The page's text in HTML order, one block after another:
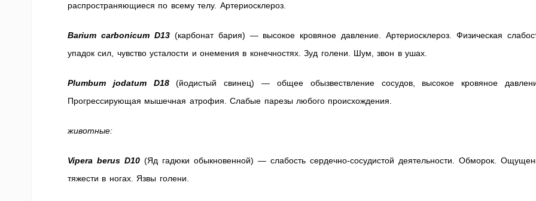
распространяющиеся по всему телу. Артериосклероз.
Barium carbonicum D13(карбонат бария) — высокое кровяное давление. Артериосклероз. Физическая
упадок сил, чувство усталости и онемения в конечностях. Зуд голени. Шум, звон в ушах.
Plumbum jodatum D18(йодистый свинец) — общее обызвествление сосудов, высокое кровяное
Прогрессирующая мышечная атрофия. Слабые парезы любого происхождения.
животные:
Vipera berus D10 (Яд гадюки обыкновенной) — слабость сердечно-сосудистой деятельности. Обморок.
тяжести в ногах. Язвы голени.